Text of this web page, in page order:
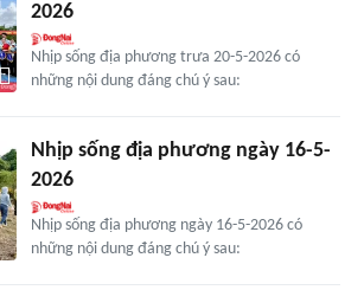
2026
Nhịp sống địa phương trưa 20-5-2026 có
những nội dung đáng chú ý sau:
Nhịp sống địa phương ngày 16-5-
2026
Nhịp sống địa phương ngày 16-5-2026 có
những nội dung đáng chú ý sau: